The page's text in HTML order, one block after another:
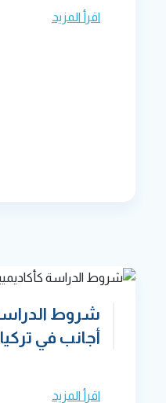
اقرأ المزيد
شروط
أجانب في تركيا
اقرأ المزيد